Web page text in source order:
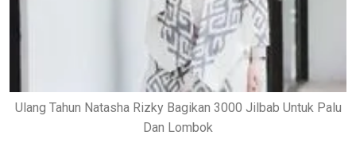
Ulang Tahun Natasha Rizky Bagikan 3000 Jilbab Untuk Palu
Dan Lombok